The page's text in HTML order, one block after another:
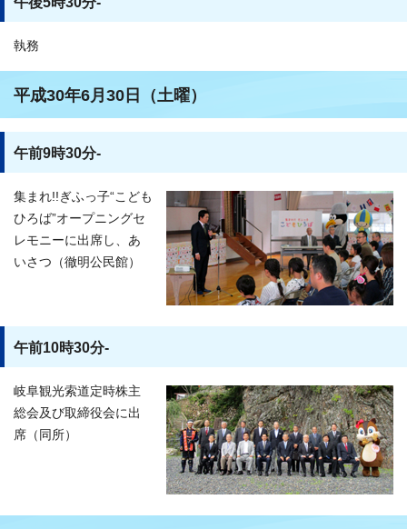
執務
平成30年6月30日（土曜）
午前9時30分-
集まれ!!ぎふっ子“こども
ひろば”オープニングセ
レモニーに出席し、あ
いさつ（徹明公民館）
午前10時30分-
岐阜観光索道定時株主
総会及び取締役会に出
席（同所）